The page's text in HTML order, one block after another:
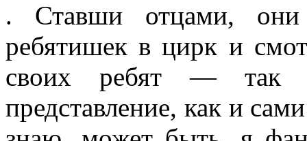
. Ставши отцами, они
ребятишек в цирк и
своих ребят — так
представление, как и